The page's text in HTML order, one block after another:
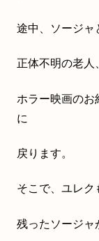
途中、ソージャ
正体不明の老人
ホラー映画のお
に
戻ります。
そこで、ユレク
残ったソージャ